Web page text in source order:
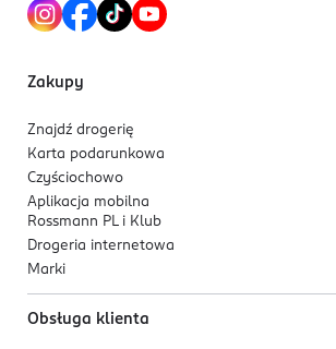
eleganckiego wyglądu.
Zakupy
Znajdź drogerię
Karta podarunkowa
Czyściochowo
Aplikacja mobilna
Rossmann PL i Klub
Drogeria internetowa
Marki
Obsługa klienta